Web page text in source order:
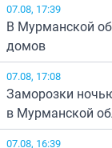
07.08, 17:39
В Мурманской
домов
07.08, 17:08
Заморозки
в Мурманской
07.08, 16:39